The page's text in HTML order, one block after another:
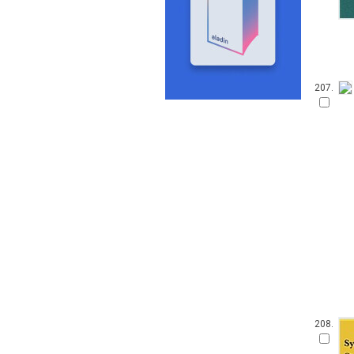
207.
208.